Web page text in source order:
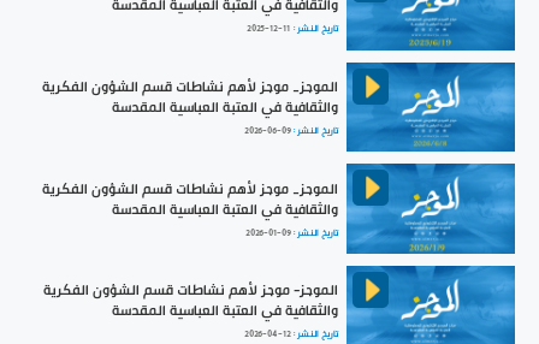
تاريخ النشر : 2025-12-11
الموجز_ موجز لأهم نشاطات قسم الشؤون الفكرية
والثقافية في العتبة العباسية المقدسة
تاريخ النشر :2026-06-09
الموجز_ موجز لأهم نشاطات قسم الشؤون الفكرية
والثقافية في العتبة العباسية المقدسة
تاريخ النشر :2026-01-09
الموجز- موجز لأهم نشاطات قسم الشؤون الفكرية
والثقافية في العتبة العباسية المقدسة
تاريخ النشر :2026-04-12